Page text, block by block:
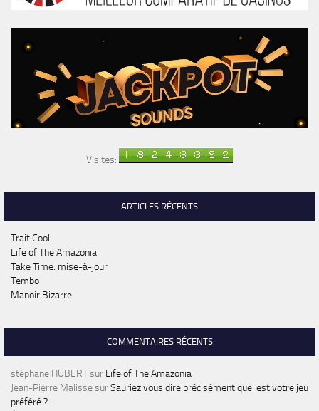
Visites:
ARTICLES RÉCENTS
Trait Cool
Life of The Amazonia
Take Time: mise-à-jour
Tembo
Manoir Bizarre
COMMENTAIRES RÉCENTS
stéphane HUBERTsur Life of The Amazonia
Jean-Pierre MalissesurSauriez vous dire précisément quel est votre jeu
préféré ?…